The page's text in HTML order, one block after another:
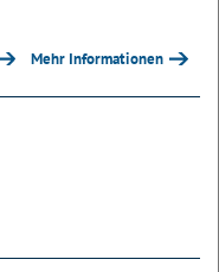
Mehr Informationen